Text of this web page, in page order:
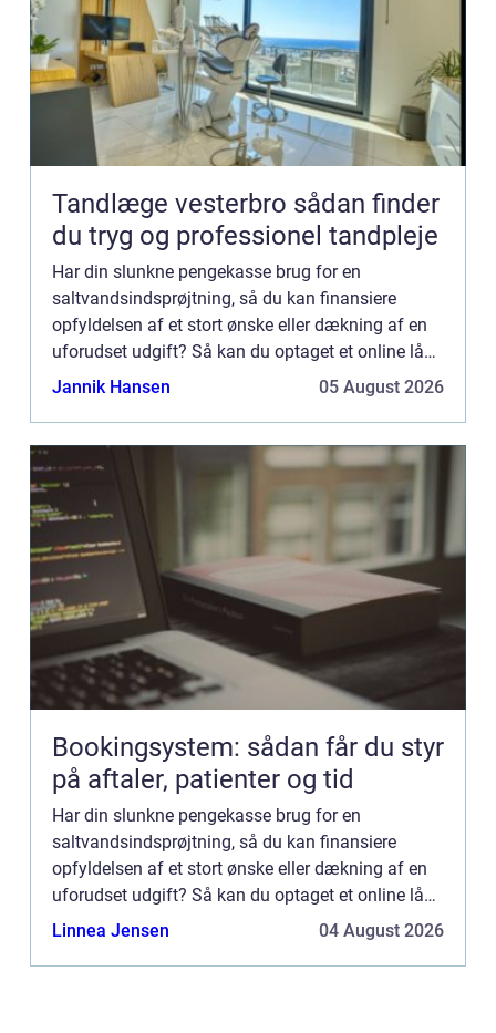
Tandlæge vesterbro sådan finder
du tryg og professionel tandpleje
Har din slunkne pengekasse brug for en
saltvandsindsprøjtning, så du kan finansiere
opfyldelsen af et stort ønske eller dækning af en
uforudset udgift? Så kan du optaget et online lån.
Hvor kan jeg optage et billigt lån online? Der er
Jannik Hansen 05 August 2026
Bookingsystem: sådan får du styr
på aftaler, patienter og tid
Har din slunkne pengekasse brug for en
saltvandsindsprøjtning, så du kan finansiere
opfyldelsen af et stort ønske eller dækning af en
uforudset udgift? Så kan du optaget et online lån.
Hvor kan jeg optage et billigt lån online? Der er
Linnea Jensen 04 August 2026